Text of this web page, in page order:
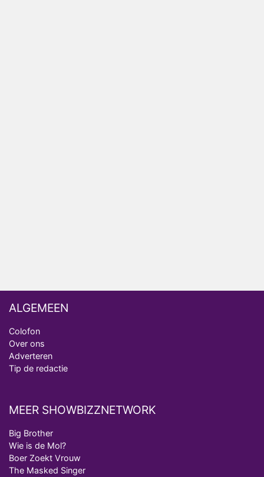
ALGEMEEN
Colofon
Over ons
Adverteren
Tip de redactie
MEER SHOWBIZZNETWORK
Big Brother
Wie is de Mol?
Boer Zoekt Vrouw
The Masked Singer